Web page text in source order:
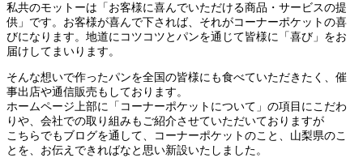
私共のモットーは「お客様に喜んでいただける商品・サービスの提
供」です。お客様が喜んで下されば、それがコーナーポケットの喜
びになります。地道にコツコツとパンを通じて皆様に「喜び」をお
届けしてまいります。
そんな想いで作ったパンを全国の皆様にも食べていただきたく、催
事出店や通信販売もしております。
ホームページ上部に「コーナーポケットについて」の項目にこだわ
りや、会社での取り組みもご紹介させていただいておりますが
こちらでもブログを通して、コーナーポケットのこと、山梨県のこ
とを、お伝えできればなと思い新設いたしました。